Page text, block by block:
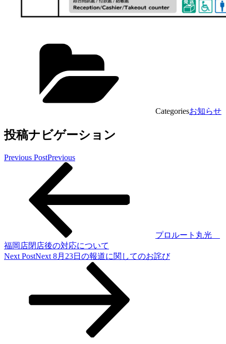
Categoriesお知らせ
投稿ナビゲーション
Previous PostPrevious
プロルート丸光
福岡店閉店後の対応について
Next PostNext 8月23日の報道に関してのお詫び